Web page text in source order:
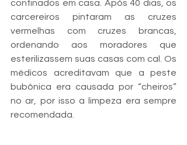
confinados em casa. Após 40 dias, os
carcereiros pintaram as cruzes
vermelhas com cruzes brancas,
ordenando aos moradores que
esterilizassem suas casas com cal. Os
médicos acreditavam que a peste
bubônica era causada por “cheiros”
no ar, por isso a limpeza era sempre
recomendada.